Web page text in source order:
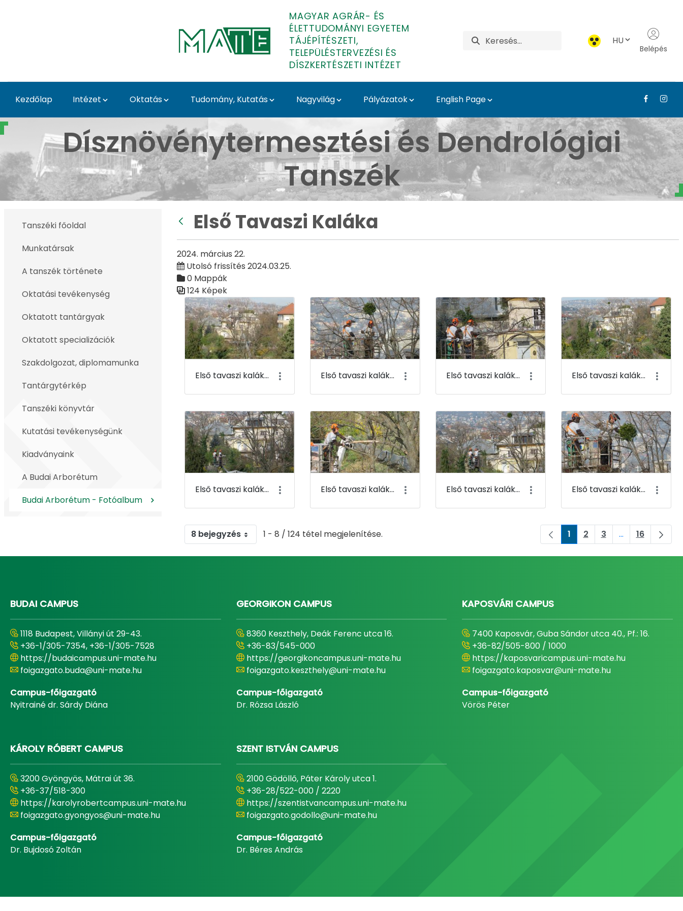
MAGYAR AGRÁR- ÉS
ÉLETTUDOMÁNYI EGYETEM
TÁJÉPÍTÉSZETI,
TELEPÜLÉSTERVEZÉSI ÉS
DÍSZKERTÉSZETI INTÉZET
HU
Belépés
Kezdőlap Intézet Oktatás Tudomány, Kutatás Nagyvilág Pályázatok English Page
Első Tavaszi Kaláka - Budai Arborétum - Médiatár - Tájépítészeti,
Dísznövénytermesztési és Dendrológiai
Tanszék
Tanszéki főoldal
Munkatársak
A tanszék története
Oktatási tevékenység
Oktatott tantárgyak
Oktatott specializációk
Szakdolgozat, diplomamunka
Tantárgytérkép
Tanszéki könyvtár
Kutatási tevékenységünk
Kiadványaink
A Budai Arborétum
Budai Arborétum - Fotóalbum
Első Tavaszi Kaláka
2024. március 22.
Utolsó frissítés 2024.03.25.
0 Mappák
124 Képek
Médiatár
Első tavaszi kaláka 001 Első tavaszi kaláka 002 Első tavaszi kaláka 003 Első tavaszi kaláka 004
Első tavaszi kaláka 005 Első tavaszi kaláka 006 Első tavaszi kaláka 007 Első tavaszi kaláka 008
8 bejegyzés 1 - 8 / 124 tétel megjelenítése. Oldal
1 Oldal
2 Oldal
3 ...Köztes oldalak
Oldal
16
BUDAI CAMPUS
1118 Budapest, Villányi út 29-43.
+36-1/305-7354, +36-1/305-7528
https://budaicampus.uni-mate.hu
foigazgato.buda@uni-mate.hu
Campus-főigazgató
Nyitrainé dr. Sárdy Diána
GEORGIKON CAMPUS
8360 Keszthely, Deák Ferenc utca 16.
+36-83/545-000
https://georgikoncampus.uni-mate.hu
foigazgato.keszthely@uni-mate.hu
Campus-főigazgató
Dr. Rózsa László
KAPOSVÁRI CAMPUS
7400 Kaposvár, Guba Sándor utca 40., Pf.: 16.
+36-82/505-800 / 1000
https://kaposvaricampus.uni-mate.hu
foigazgato.kaposvar@uni-mate.hu
Campus-főigazgató
Vörös Péter
KÁROLY RÓBERT CAMPUS
3200 Gyöngyös, Mátrai út 36.
+36-37/518-300
https://karolyrobertcampus.uni-mate.hu
foigazgato.gyongyos@uni-mate.hu
Campus-főigazgató
Dr. Bujdosó Zoltán
SZENT ISTVÁN CAMPUS
2100 Gödöllő, Páter Károly utca 1.
+36-28/522-000 / 2220
https://szentistvancampus.uni-mate.hu
foigazgato.godollo@uni-mate.hu
Campus-főigazgató
Dr. Béres András